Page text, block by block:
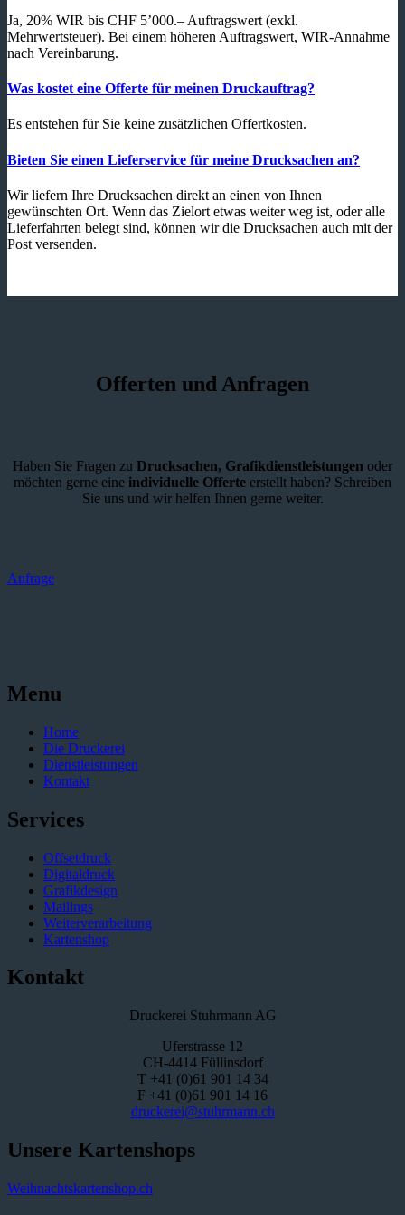
Ja, 20% WIR bis CHF 5’000.– Auftragswert (exkl.
Mehrwertsteuer). Bei einem höheren Auftragswert, WIR-Annahme
nach Vereinbarung.
Was kostet eine Offerte für meinen Druckauftrag?
Es entstehen für Sie keine zusätzlichen Offertkosten.
Bieten Sie einen Lieferservice für meine Drucksachen an?
Wir liefern Ihre Drucksachen direkt an einen von Ihnen
gewünschten Ort. Wenn das Zielort etwas weiter weg ist, oder alle
Lieferfahrten belegt sind, können wir die Drucksachen auch mit der
Post versenden.
Offerten und Anfragen
Haben Sie Fragen zu Drucksachen, Grafikdienstleistungen oder
möchten gerne eine individuelle Offerte erstellt haben? Schreiben
Sie uns und wir helfen Ihnen gerne weiter.
Anfrage
Menu
Home
Die Druckerei
Dienstleistungen
Kontakt
Services
Offsetdruck
Digitaldruck
Grafikdesign
Mailings
Weiterverarbeitung
Kartenshop
Kontakt
Druckerei Stuhrmann AG
Uferstrasse 12
CH-4414 Füllinsdorf
T +41 (0)61 901 14 34
F +41 (0)61 901 14 16
druckerei@stuhrmann.ch
Unsere Kartenshops
Weihnachtskartenshop.ch